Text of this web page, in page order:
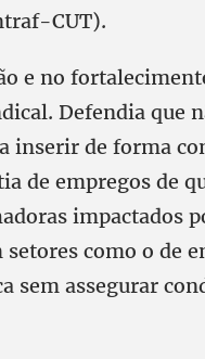
CUT).
e no
Defendia que
inserir de forma
de empregos de
impactados
como o de
sem assegurar